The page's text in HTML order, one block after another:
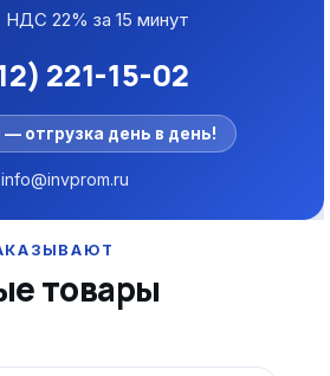
22% за 15 минут
221-15-02
— отгрузка день в день!
info@invprom.ru
товары